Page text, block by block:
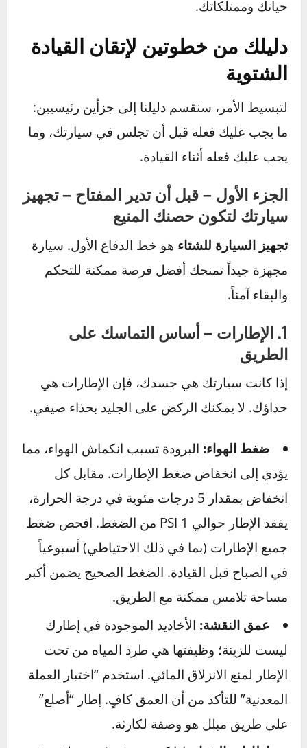
مجرد إزعاج، بل هو وضع خطر قد يعرض صحتك
للخطر.
تكاليف إصلاح باهظة:
الشتاء يمكن أن تؤدي إلى أضرار كبيرة ومكلفة
للسيارة.
الاستعداد المسبق ليس خياراً، بل هو ضرورة لحماية
حياتك وممتلكاتك.
دليلك من خطوتين لإتقان القيادة
الشتوية
لتبسيط الأمر، سنقسم دليلنا إلى جزأين رئيسيين:
ما يجب عليك فعله قبل أن تجلس في سيارتك، وما
يجب عليك فعله أثناء القيادة.
الجزء الأول – قبل أن تدير المفتاح – تجهيز
سيارتك لتكون حصنك المنيع
تجهيز السيارة للشتاء هو خط الدفاع الأول. سيارة
مجهزة جيداً تمنحك أفضل فرصة ممكنة للتحكم
والبقاء آمناً.
1. الإطارات – أساس التماسك على
الطريق
إذا كانت سيارتك هي جسدك، فإن الإطارات هي
حذاؤك. لا يمكنك الركض على الجليد بحذاء صيفي.
ضغط الهواء:البرودة تسبب انكماش الهواء، مما
يؤدي إلى انخفاض ضغط الإطارات. مقابل كل
انخفاض بمقدار 5 درجات مئوية في درجة الحرارة،
يفقد الإطار حوالي 1 PSI من الضغط. افحص ضغط